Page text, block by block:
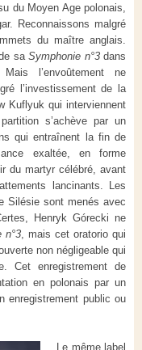
du Moyen Age polonais,
Reconnaissons malgré
du maître anglais.
de saSymphonie n°3dans
l’envoûtement ne
l’investissement de la
Kuflyuk qui interviennent
s’achève par un
qui entraînent la fin de
exaltée, en forme
du martyr célébré, avant
lancinants. Les
Silésie sont menés avec
Henryk Górecki ne
n°3 , mais cet oratorio qui
non négligeable qui
Cet enregistrement de
en polonais par un
enregistrement public ou
Le même label